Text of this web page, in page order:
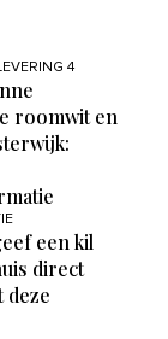
4
roomwit en
een kil
direct
deze